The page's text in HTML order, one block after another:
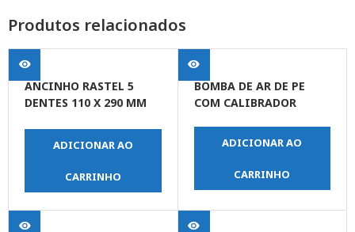
Produtos relacionados
ANCINHO RASTEL 5
DENTES 110 X 290 MM
ADICIONAR AO
CARRINHO
BOMBA DE AR DE PE
COM CALIBRADOR
ADICIONAR AO
CARRINHO